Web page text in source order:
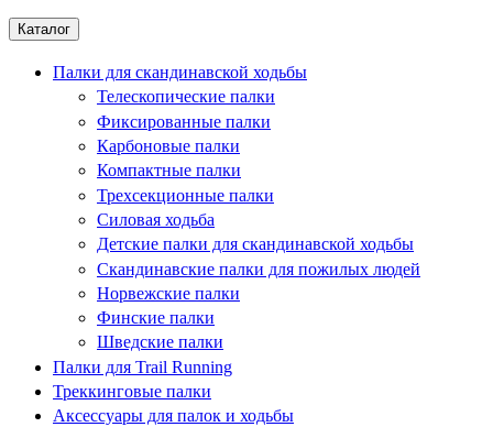
Каталог
Палки для скандинавской ходьбы
Телескопические палки
Фиксированные палки
Карбоновые палки
Компактные палки
Трехсекционные палки
Силовая ходьба
Детские палки для скандинавской ходьбы
Скандинавские палки для пожилых людей
Норвежские палки
Финские палки
Шведские палки
Палки для Trail Running
Треккинговые палки
Аксессуары для палок и ходьбы